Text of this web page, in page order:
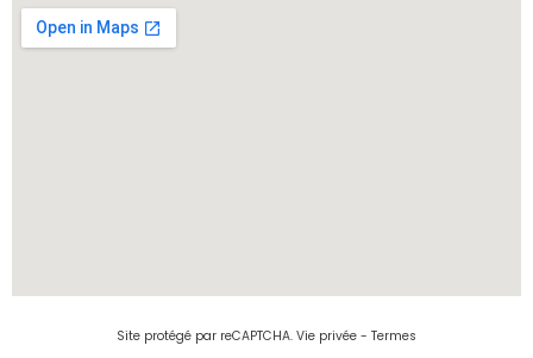
Site protégé par reCAPTCHA. Vie privée - Termes